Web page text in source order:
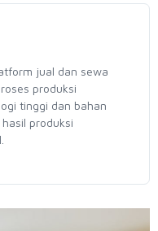
jual dan sewa
produksi
tinggi dan bahan
produksi